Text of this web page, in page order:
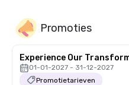
Promoties
Experience Our
01-01-2027 - 31-12-2027
Promotietarieven